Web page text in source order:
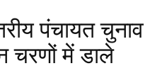
पंचायत चुनाव
चरणों में डाले